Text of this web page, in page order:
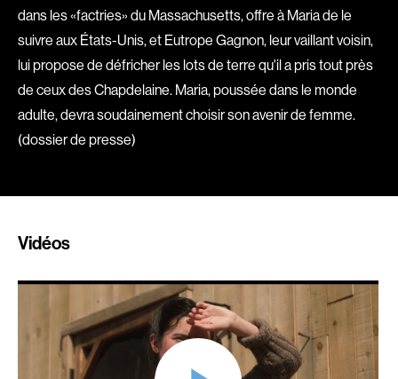
Sports
Thrillers
Western
Décennies
1920
1960
1970
2020
Réalisateur
(Daniel Grou) Podz
Absa Moussa Sene
dans les «factries» du Massachusetts, offre à Maria de le
suivre aux États-Unis, et Eutrope Gagnon, leur vaillant voisin,
lui propose de défricher les lots de terre qu'il a pris tout près
de ceux des Chapdelaine. Maria, poussée dans le monde
adulte, devra soudainement choisir son avenir de femme.
(dossier de presse)
Vidéos